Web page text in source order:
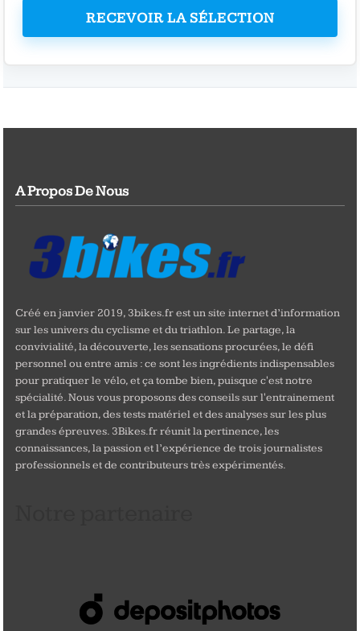
RECEVOIR LA SÉLECTION
A Propos De Nous
Créé en janvier 2019, 3bikes.fr est un site internet d’information
sur les univers du cyclisme et du triathlon. Le partage, la
convivialité, la découverte, les sensations procurées, le défi
personnel ou entre amis : ce sont les ingrédients indispensables
pour pratiquer le vélo, et ça tombe bien, puisque c'est notre
spécialité. Nous vous proposons des conseils sur l'entrainement
et la préparation, des tests matériel et des analyses sur les plus
grandes épreuves. 3Bikes.fr réunit la pertinence, les
connaissances, la passion et l’expérience de trois journalistes
professionnels et de contributeurs très expérimentés.